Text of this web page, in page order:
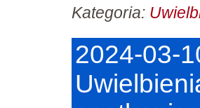
Kategoria:
2024-03-